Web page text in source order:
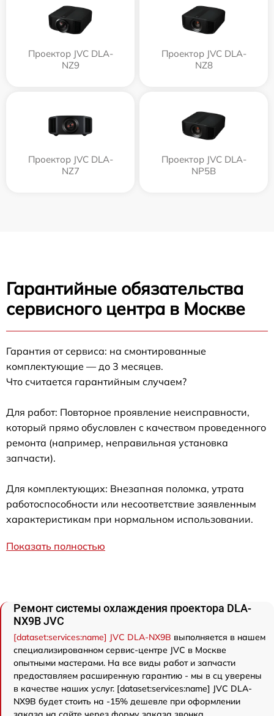
Проектор JVC DLA-
NZ9
Проектор JVC DLA-
NZ8
Проектор JVC DLA-
NZ7
Проектор JVC DLA-
NP5B
Гарантийные обязательства
сервисного центра в Москве
Гарантия от сервиса: на смонтированные
комплектующие — до 3 месяцев.
Что считается гарантийным случаем?
Для работ: Повторное проявление неисправности,
который прямо обусловлен с качеством проведенного
ремонта (например, неправильная установка
запчасти).
Для комплектующих: Внезапная поломка, утрата
работоспособности или несоответствие заявленным
характеристикам при нормальном использовании.
Показать полностью
Ремонт системы охлаждения проектора DLA-
NX9B JVC
[dataset:services:name] JVC DLA-NX9B выполняется в нашем
специализированном сервис-центре JVC в Москве
опытными мастерами. На все виды работ и запчасти
предоставляем расширенную гарантию - мы в сц уверены
в качестве наших услуг. [dataset:services:name] JVC DLA-
NX9B будет стоить на -15% дешевле при оформлении